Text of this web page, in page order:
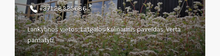
+371 28325686
Lankytinos vietos, Latgalos kulinarinis paveldas, Verta
pamatyti